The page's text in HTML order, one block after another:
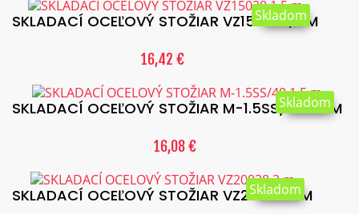
SKLADACÍ OCEĽOVÝ STOŽIAR VZ15038 1,5 M
16,42 €
Skladom
SKLADACÍ OCEĽOVÝ STOŽIAR M-1.5SS/40 1.5 M
16,08 €
Skladom
SKLADACÍ OCEĽOVÝ STOŽIAR VZ20038 2 M
Skladom